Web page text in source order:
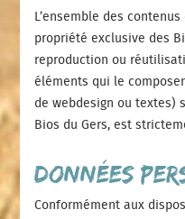
L’ensemble des
propriété exclusive des
reproduction ou
éléments qui le
de webdesign ou textes)
Bios du Gers, est
Données
Conformément aux